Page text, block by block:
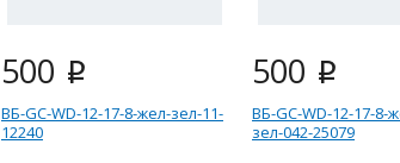
500 i
ВБ-GC-WD-12-17-8-жел-зел-11-
12240
500 i
ВБ-GC-WD-12-17-8-
зел-042-25079